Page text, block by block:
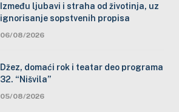
Između ljubavi i straha od životinja, uz
ignorisanje sopstvenih propisa
06/08/2026
Džez, domaći rok i teatar deo programa
32. “Nišvila”
05/08/2026